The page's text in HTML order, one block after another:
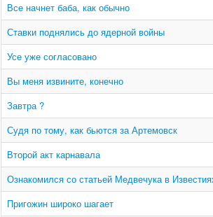
Все начнет баба, как обычно
Ставки поднялись до ядерной войны
Усе уже согласовано
Вы меня извините, конечно
Завтра ?
Судя по тому, как бьются за Артемовск
Второй акт карнавала
Ознакомился со статьей Медвечука в
Пригожин широко шагает